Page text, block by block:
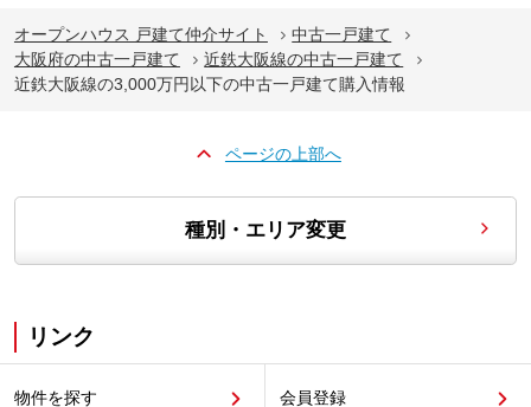
オープンハウス 戸建て仲介サイト
中古一戸建て
大阪府の中古一戸建て
近鉄大阪線の中古一戸建て
近鉄大阪線の3,000万円以下の中古一戸建て購入情報
ページの上部へ
種別・エリア変更
リンク
物件を探す 会員登録